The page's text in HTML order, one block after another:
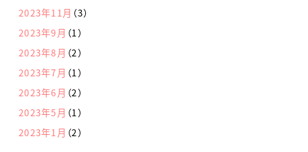
2023年11月 （3）
2023年9月 （1）
2023年8月 （2）
2023年7月 （1）
2023年6月 （2）
2023年5月 （1）
2023年1月 （2）